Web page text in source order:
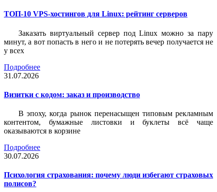
ТОП-10 VPS-хостингов для Linux: рейтинг серверов
Заказать виртуальный сервер под Linux можно за пару
минут, а вот попасть в него и не потерять вечер получается не
у всех
Подробнее
31.07.2026
Визитки c кодом: заказ и производство
В эпоху, когда рынок перенасыщен типовым рекламным
контентом, бумажные листовки и буклеты всё чаще
оказываются в корзине
Подробнее
30.07.2026
Психология страхования: почему люди избегают страховых
полисов?